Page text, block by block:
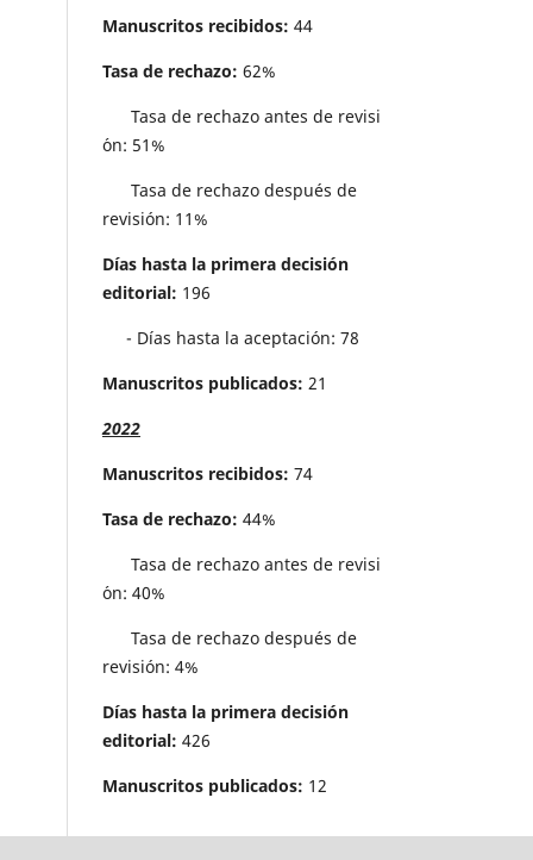
Manuscritos recibidos: 44
Tasa de rechazo: 62%
Tasa de rechazo antes de revisi
´on: 51%
Tasa de rechazo después de
revisión: 11%
Días hasta la primera decisión
editorial: 196
- Días hasta la aceptación: 78
Manuscritos publicados: 21
2022
Manuscritos recibidos: 74
Tasa de rechazo: 44%
Tasa de rechazo antes de revisi
´on: 40%
Tasa de rechazo después de
revisión: 4%
Días hasta la primera decisión
editorial: 426
Manuscritos publicados: 12